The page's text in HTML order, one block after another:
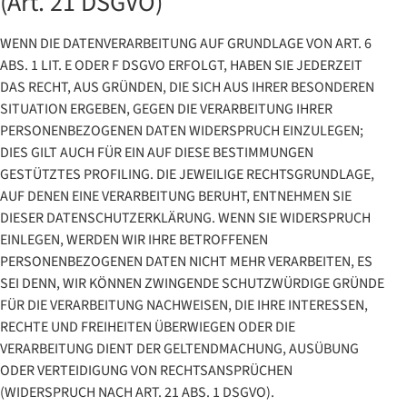
WENN DIE DATENVERARBEITUNG AUF GRUNDLAGE VON ART. 6
ABS. 1 LIT. E ODER F DSGVO ERFOLGT, HABEN SIE JEDERZEIT
DAS RECHT, AUS GRÜNDEN, DIE SICH AUS IHRER BESONDEREN
SITUATION ERGEBEN, GEGEN DIE VERARBEITUNG IHRER
PERSONENBEZOGENEN DATEN WIDERSPRUCH EINZULEGEN;
DIES GILT AUCH FÜR EIN AUF DIESE BESTIMMUNGEN
GESTÜTZTES PROFILING. DIE JEWEILIGE RECHTSGRUNDLAGE,
AUF DENEN EINE VERARBEITUNG BERUHT, ENTNEHMEN SIE
DIESER DATENSCHUTZERKLÄRUNG. WENN SIE WIDERSPRUCH
EINLEGEN, WERDEN WIR IHRE BETROFFENEN
PERSONENBEZOGENEN DATEN NICHT MEHR VERARBEITEN, ES
SEI DENN, WIR KÖNNEN ZWINGENDE SCHUTZWÜRDIGE GRÜNDE
FÜR DIE VERARBEITUNG NACHWEISEN, DIE IHRE INTERESSEN,
RECHTE UND FREIHEITEN ÜBERWIEGEN ODER DIE
VERARBEITUNG DIENT DER GELTENDMACHUNG, AUSÜBUNG
ODER VERTEIDIGUNG VON RECHTSANSPRÜCHEN
(WIDERSPRUCH NACH ART. 21 ABS. 1 DSGVO).